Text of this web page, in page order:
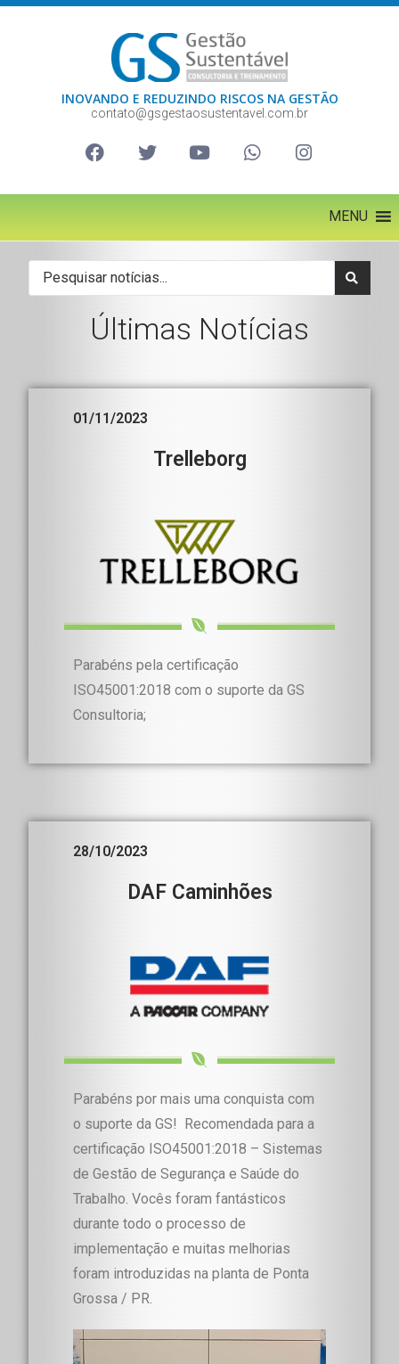
INOVANDO E REDUZINDO RISCOS NA GESTÃO
contato@gsgestaosustentavel.com.br
MENU
Últimas Notícias
01/11/2023
Trelleborg
Parabéns pela certificação
ISO45001:2018 com o suporte da GS
Consultoria;
28/10/2023
DAF Caminhões
Parabéns por mais uma conquista com
o suporte da GS! Recomendada para a
certificação ISO45001:2018 – Sistemas
de Gestão de Segurança e Saúde do
Trabalho. Vocês foram fantásticos
durante todo o processo de
implementação e muitas melhorias
foram introduzidas na planta de Ponta
Grossa / PR.